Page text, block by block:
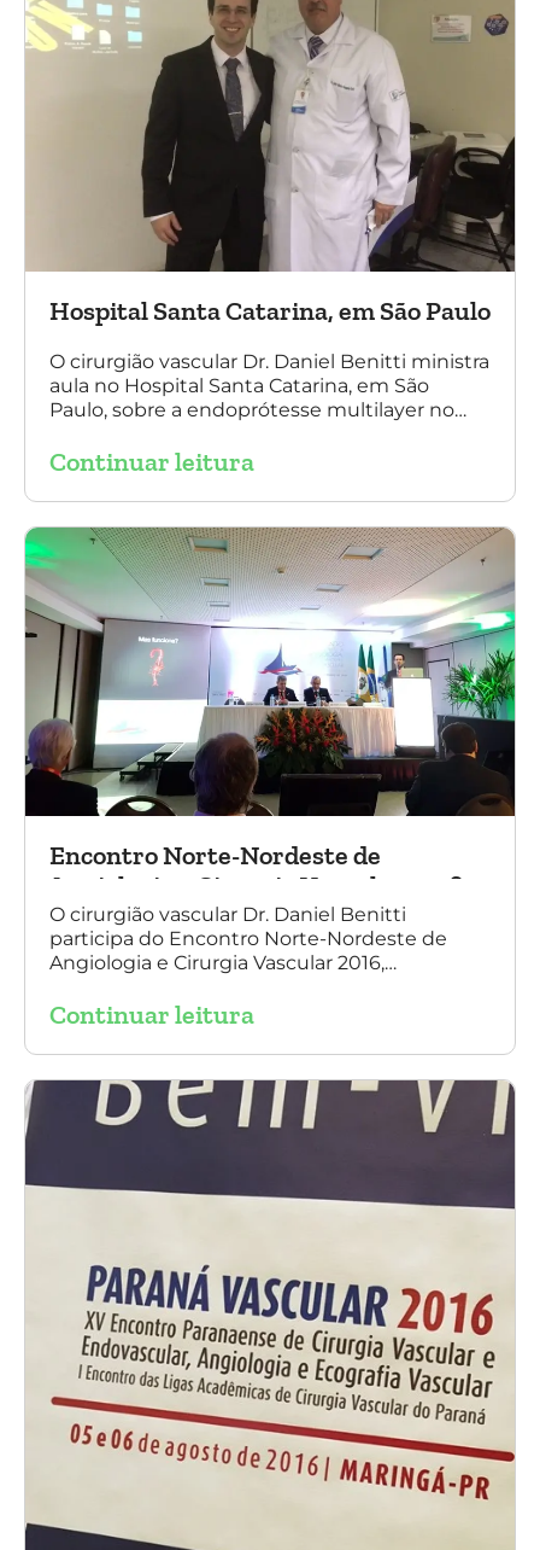
Hospital Santa Catarina, em São Paulo
O cirurgião vascular Dr. Daniel Benitti ministra
aula no Hospital Santa Catarina, em São
Paulo, sobre a endoprótesse multilayer no
experiência nacional e mundial com esta
Daniel Benitti e à direita Dr. Carlos Alberto
Fernandes Costa)
Continuar leitura
Encontro Norte-Nordeste de
Angiologia e Cirurgia Vascular 2016
O cirurgião vascular Dr. Daniel Benitti
participa do Encontro Norte-Nordeste de
Angiologia e Cirurgia Vascular 2016,
aneurisma da Aorta.
Continuar leitura